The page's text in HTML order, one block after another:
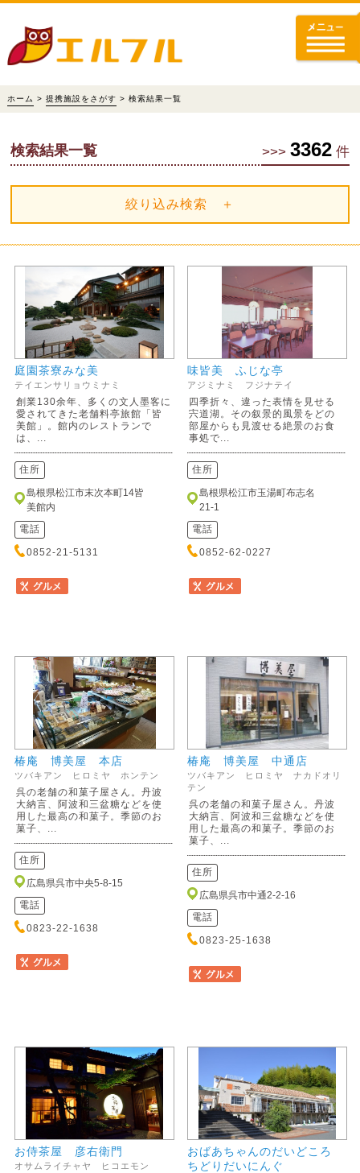
ホーム > 提携施設をさがす > 検索結果一覧
>>> 3362 件
検索結果一覧
絞り込み検索 ＋
庭園茶寮みな美
テイエンサリョウミナミ
創業130余年、多くの文人墨客に
愛されてきた老舗料亭旅館「皆
美館」。館内のレストランで
は、...
住所
島根県松江市末次本町14皆
美館内
電話
0852-21-5131
味皆美 ふじな亭
アジミナミ フジナテイ
四季折々、違った表情を見せる
宍道湖。その叙景的風景をどの
部屋からも見渡せる絶景のお食
事処で...
住所
島根県松江市玉湯町布志名
21-1
電話
0852-62-0227
椿庵 博美屋 本店
ツバキアン ヒロミヤ ホンテン
呉の老舗の和菓子屋さん。丹波
大納言、阿波和三盆糖などを使
用した最高の和菓子。季節のお
菓子、...
住所
広島県呉市中央5-8-15
電話
0823-22-1638
椿庵 博美屋 中通店
ツバキアン ヒロミヤ ナカドオリ
テン
呉の老舗の和菓子屋さん。丹波
大納言、阿波和三盆糖などを使
用した最高の和菓子。季節のお
菓子、...
住所
広島県呉市中通2-2-16
電話
0823-25-1638
お侍茶屋 彦右衛門
オサムライチャヤ ヒコエモン
おばあちゃんのだいどころ
ちどりだいにんぐ